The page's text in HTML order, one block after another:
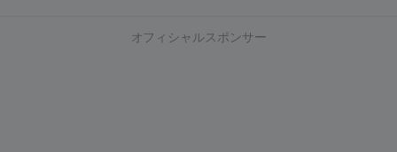
オフィシャルスポンサー